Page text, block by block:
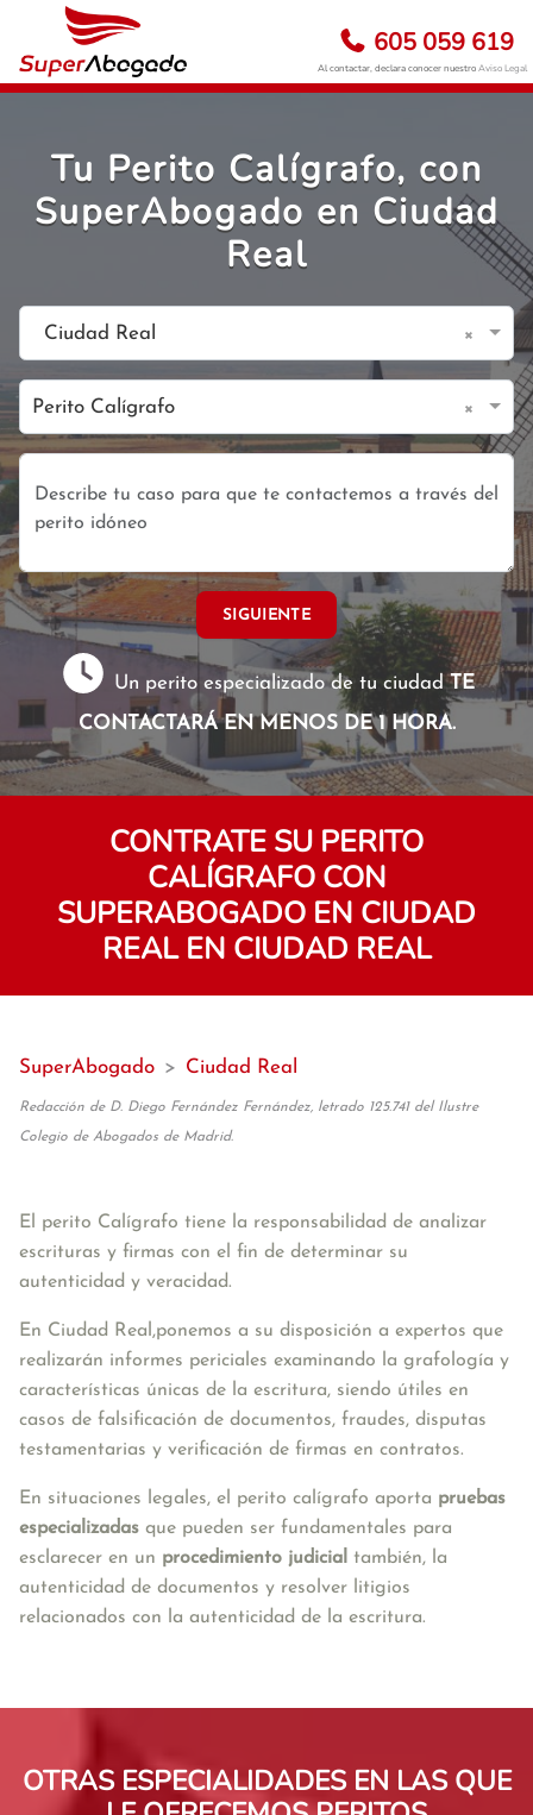
605 059 619
Al contactar, declara conocer nuestroAviso Legal
Tu Perito Calígrafo, con
SuperAbogado en Ciudad
Real
Ciudad Real ×
Perito Calígrafo ×
SIGUIENTE
Un perito especializado de tu ciudadTE
CONTACTARÁ EN MENOS DE 1 HORA.
CONTRATE SU PERITO
CALÍGRAFO CON
SUPERABOGADO EN CIUDAD
REAL EN CIUDAD REAL
SuperAbogado > Ciudad Real
Redacción de D. Diego Fernández Fernández, letrado 125.741 del Ilustre
Colegio de Abogados de Madrid.
El perito Calígrafo tiene la responsabilidad de analizar
escrituras y firmas con el fin de determinar su
autenticidad y veracidad.
En Ciudad Real,ponemos a su disposición a expertos que
realizarán informes periciales examinando la grafología y
características únicas de la escritura, siendo útiles en
casos de falsificación de documentos, fraudes, disputas
testamentarias y verificación de firmas en contratos.
En situaciones legales, el perito calígrafo aporta pruebas
especializadas que pueden ser fundamentales para
esclarecer en un procedimiento judicial también, la
autenticidad de documentos y resolver litigios
relacionados con la autenticidad de la escritura.
OTRAS ESPECIALIDADES EN LAS QUE